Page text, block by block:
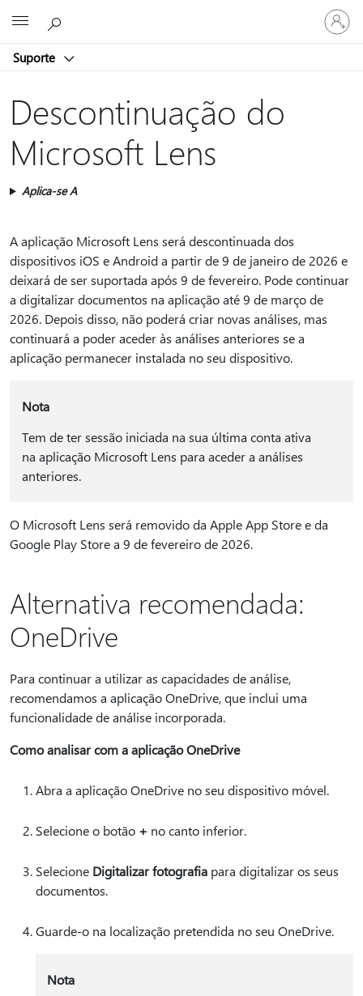
Suporte
Iniciar
sessão
na
Descontinuação do
Microsoft Lens
Aplica-se A
A aplicação Microsoft Lens será descontinuada dos
dispositivos iOS e Android a partir de 9 de janeiro de 2026 e
deixará de ser suportada após 9 de fevereiro. Pode continuar
a digitalizar documentos na aplicação até 9 de março de
2026. Depois disso, não poderá criar novas análises, mas
continuará a poder aceder às análises anteriores se a
aplicação permanecer instalada no seu dispositivo.
Nota
Tem de ter sessão iniciada na sua última conta ativa
na aplicação Microsoft Lens para aceder a análises
anteriores.
O Microsoft Lens será removido da Apple App Store e da
Google Play Store a 9 de fevereiro de 2026.
Alternativa recomendada:
OneDrive
Para continuar a utilizar as capacidades de análise,
recomendamos a aplicação OneDrive, que inclui uma
funcionalidade de análise incorporada.
Como analisar com a aplicação OneDrive
Abra a aplicação OneDrive no seu dispositivo móvel.
Selecione o botão + no canto inferior.
Selecione Digitalizar fotografia para digitalizar os seus
documentos.
Guarde-o na localização pretendida no seu OneDrive.
Nota